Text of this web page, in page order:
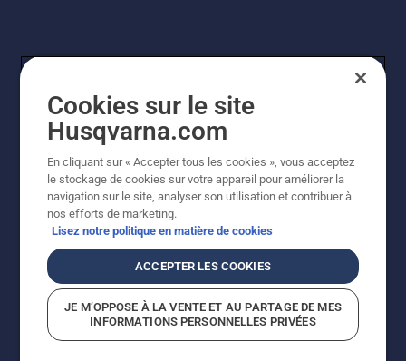
© Husqvarna AB (publ). Tous droits réservés. Les prix
indiqués sont des prix de vente conseillés. Tous les prix
indiqués sont des prix de vente recommandés (TVA
incluse), sauf si le produit est disponible pour un achat
direct.
Politique relative aux cookiesConditions d'utilisation
Cookies sur le site
Husqvarna.com
En cliquant sur « Accepter tous les cookies », vous acceptez
le stockage de cookies sur votre appareil pour améliorer la
navigation sur le site, analyser son utilisation et contribuer à
nos efforts de marketing.
Lisez notre politique en matière de cookies
ACCEPTER LES COOKIES
JE M’OPPOSE À LA VENTE ET AU PARTAGE DE MES
INFORMATIONS PERSONNELLES PRIVÉES